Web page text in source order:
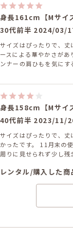
身長161cm【Mサイ
30代前半 2024/03/
サイズはぴったりで、
ースによる華やかさが
ンナーの肩ひもを気にす
身長158cm【Mサイ
40代前半 2023/11/
サイズはぴったりで、
かったです。 11月末の
周りに見せられず少し残
レンタル/購入した商